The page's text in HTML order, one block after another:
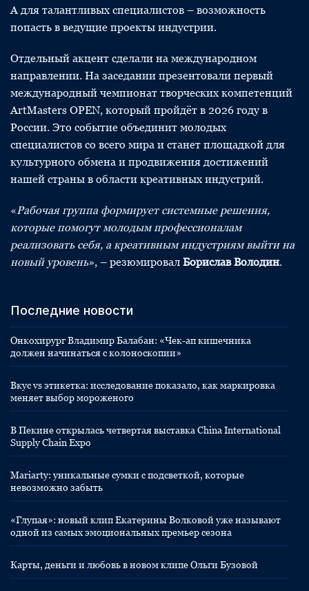
А для талантливых специалистов – возможность
попасть в ведущие проекты индустрии.
Отдельный акцент сделали на международном
направлении. На заседании презентовали первый
международный чемпионат творческих компетенций
ArtMasters OPEN, который пройдёт в 2026 году в
России. Это событие объединит молодых
специалистов со всего мира и станет площадкой для
культурного обмена и продвижения достижений
нашей страны в области креативных индустрий.
«Рабочая группа формирует системные решения,
которые помогут молодым профессионалам
реализовать себя, а креативным индустриям выйти на
новый уровень», – резюмировал Борислав Володин.
Последние новости
Онкохирург Владимир Балабан: «Чек-ап кишечника
должен начинаться с колоноскопии»
Вкус vs этикетка: исследование показало, как маркировка
меняет выбор мороженого
В Пекине открылась четвертая выставка China International
Supply Chain Expo
Mariarty: уникальные сумки с подсветкой, которые
невозможно забыть
«Глупая»: новый клип Екатерины Волковой уже называют
одной из самых эмоциональных премьер сезона
Карты, деньги и любовь в новом клипе Ольги Бузовой